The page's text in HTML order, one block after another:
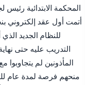
المحكمة الابتدائية رئيس
أتمت أول عقد إلكتروني
للنظام الجديد
التدريب عليه حتى
المأذونين لم يتجاوبوا
منحهم فرصة لمدة عام